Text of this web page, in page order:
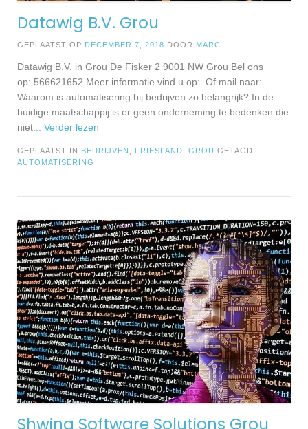
Datawig B.V. Grou
GEPLAATST OP DECEMBER 7, 2018 DOOR MARC
Datawig B.V. in Grou De Fisker 2 9001 NW Grou Bel ons
op: 566621652 Meer informatie vind u op: Of mail naar:
Waarom is automatisering bij bedrijven zo belangrijk? In de
huidige maatschappij is er geen onderneming te bedenken die
niet ... Verder lezen
GEPLAATST IN BEDRIJVEN FRIESLAND GROU GETAGD
AUTOMATISERING
Shwing Software Solutions Grou